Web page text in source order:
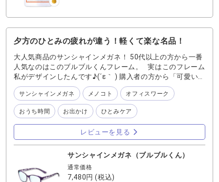
夕方のひとみの疲れが違う！軽くて楽な名品！
大人気商品のサンシャインメガネ！ 50代以上の方から一番
人気なのはこのブルブルくんフレーム。 実はこのフレーム
私がデザインしたんです♪(´ε｀ ) 購入者の方から「可愛い」
「細かなデザインで華やか」や、 「正面から見るとそこま
で派手じゃなくて使いやすい」などお声いただいています
よ〜♪ 嬉しいお声ありがとうございます！！！ このサンシ
ャインメガネシリーズは愛用していまして、 使っていると
夕方の目の疲れが全然違います。 その秘密はレンズ！！ ブ
ルーグリーンカラーで色が引き締まっているように感じま
すし、 紫外線、ブルーライト、近赤外線をカットしてくれ
るのが本当にありがたい。 ちなみにブルブルくんフレーム
は16グラムと超軽量！！ 気になっている方はぜひお試しく
ださい♪
サンシャインメガネ メノコト オフィスワーク
おうち時間 お出かけ ひとみケア
レビューを見る
サンシャインメガネ（ブルブルくん）
通常価格
7,480円(税込)